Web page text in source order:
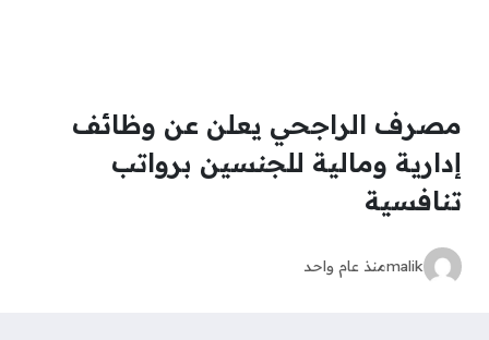
مصرف الراجحي يعلن عن وظائف
إدارية ومالية للجنسين برواتب
تنافسية
malikمنذ عام واحد